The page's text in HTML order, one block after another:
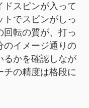
ドスピンが入って
トでスピンがしっ
回転の質が、打っ
のイメージ通りの
るかを確認しなが
チの精度は格段に